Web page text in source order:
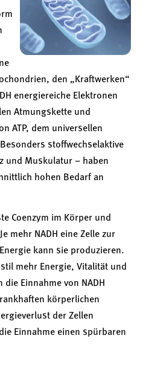
den „Kraftwerken“
energiereiche Elektronen
Atmungskette und
ATP, dem universellen
stoffwechselaktive
und Muskulatur – haben
hohen Bedarf an
Coenzym im Körper und
mehr NADH eine Zelle zur
kann sie produzieren.
mehr Energie, Vitalität und
Einnahme von NADH
körperlichen
der Zellen
Einnahme einen spürbaren